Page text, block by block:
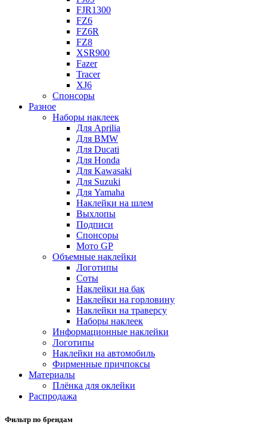
FJR1300
FZ6
FZ6R
FZ8
XSR900
Fazer
Tracer
XJ6
Спонсоры
Разное
Наборы наклеек
Для Aprilia
Для BMW
Для Ducati
Для Honda
Для Kawasaki
Для Suzuki
Для Yamaha
Наклейки на шлем
Выхлопы
Подписи
Спонсоры
Мото GP
Объемные наклейки
Логотипы
Соты
Наклейки на бак
Наклейки на горловину
Наклейки на траверсу
Наборы наклеек
Информационные наклейки
Логотипы
Наклейки на автомобиль
Фирменные причпоксы
Материалы
Плёнка для оклейки
Распродажа
Фильтр по брендам